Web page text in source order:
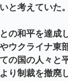
と考えていた。
の和平を達成
ウクライナ東
の国の人々と
り制裁を撤廃